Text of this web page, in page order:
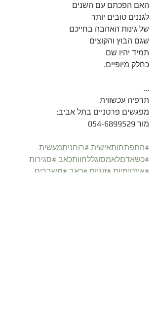
האם הפכתם עם השנים
לגננים טובים יותר
של גינות האהבה בחייכם
שגם הבוץ והקוצים
תמיד יהיו שם
כחלק מיופיים.
...
תרפיה עכשווית
מפגשים פרטניים בתל אביב:
מור 054-6899529
#התפתחותאישית #רוחניתמעשית
#כשאדםלאמסוגללחוותכאב #סגירות
#אינטימיות #זוגיות #כאב #משברים